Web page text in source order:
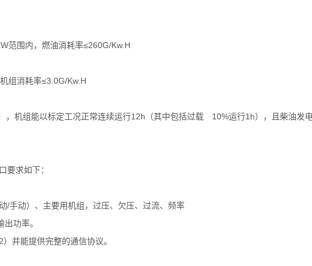
范围内，燃油消耗率≤260G/Kw.H
组消耗率≤3.0G/Kw.H
，机组能以标定工况正常连续运行12h（其中包括过载 10%运行1h），且柴油发电
要求如下：
手动）、主要用机组，过压、欠压、过流、频率
出功率。
并能提供完整的通信协议。